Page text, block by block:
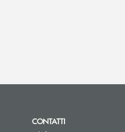
CONTATTI